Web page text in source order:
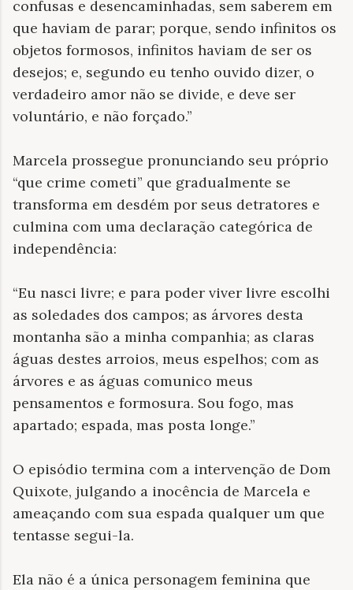
confusas e desencaminhadas, sem saberem em
que haviam de parar; porque, sendo infinitos os
objetos formosos, infinitos haviam de ser os
desejos; e, segundo eu tenho ouvido dizer, o
verdadeiro amor não se divide, e deve ser
voluntário, e não forçado.”
Marcela prossegue pronunciando seu próprio
“que crime cometi” que gradualmente se
transforma em desdém por seus detratores e
culmina com uma declaração categórica de
independência:
“Eu nasci livre; e para poder viver livre escolhi
as soledades dos campos; as árvores desta
montanha são a minha companhia; as claras
águas destes arroios, meus espelhos; com as
árvores e as águas comunico meus
pensamentos e formosura. Sou fogo, mas
apartado; espada, mas posta longe.”
O episódio termina com a intervenção de Dom
Quixote, julgando a inocência de Marcela e
ameaçando com sua espada qualquer um que
tentasse segui-la.
Ela não é a única personagem feminina que